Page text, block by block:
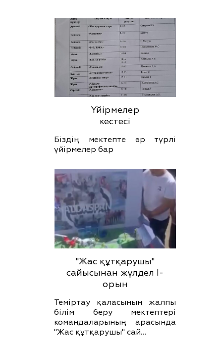
Үйірмелер
кестесі
Біздің мектепте әр түрлі
үйірмелер бар
"Жас құтқарушы"
сайысынан жүлдел І-
орын
Теміртау қаласының жалпы
білім беру мектептері
командаларының арасында
"Жас құтқарушы" сай…